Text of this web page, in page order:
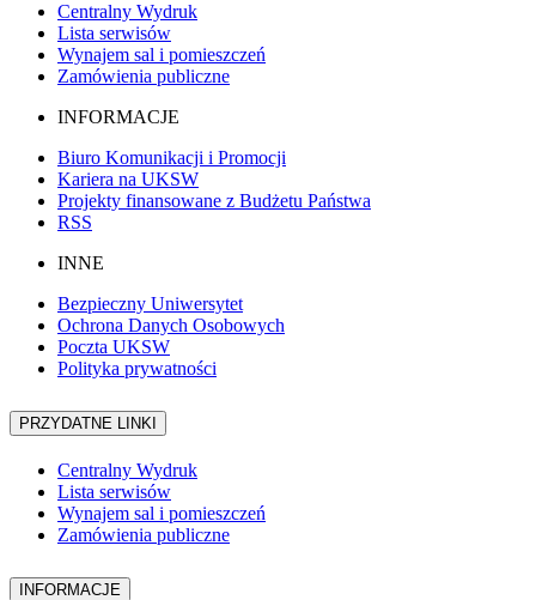
Centralny Wydruk
Lista serwisów
Wynajem sal i pomieszczeń
Zamówienia publiczne
INFORMACJE
Biuro Komunikacji i Promocji
Kariera na UKSW
Projekty finansowane z Budżetu Państwa
RSS
INNE
Bezpieczny Uniwersytet
Ochrona Danych Osobowych
Poczta UKSW
Polityka prywatności
PRZYDATNE LINKI
Centralny Wydruk
Lista serwisów
Wynajem sal i pomieszczeń
Zamówienia publiczne
INFORMACJE